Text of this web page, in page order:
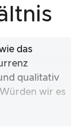
das
qualitativ
wir es